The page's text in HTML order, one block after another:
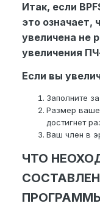
Итак, если
это означает,
увеличена не
увеличения
Если вы
Заполните
Размер
достигнет
Ваш член в
ЧТО